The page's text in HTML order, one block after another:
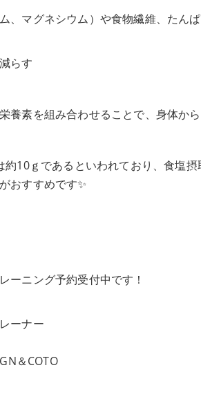
、マグネシウム）や食物繊維、たん
らす
養素を組み合わせることで、身体か
10ｇであるといわれており、食塩
おすすめです✨
ーニング予約受付中です！
ーナー
＆COTO